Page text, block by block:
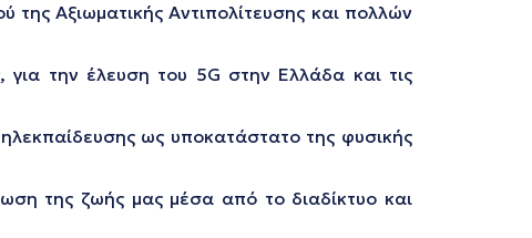
Αξιωματικής Αντιπολίτευσης και πολλών
την έλευση του 5G στην Ελλάδα και τις
ως υποκατάστατο της φυσικής
της ζωής μας μέσα από το διαδίκτυο και